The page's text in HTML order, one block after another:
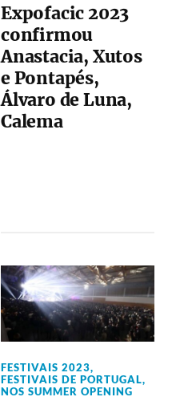
Expofacic 2023
confirmou
Anastacia, Xutos
e Pontapés,
Álvaro de Luna,
Calema
FESTIVAIS 2023,
FESTIVAIS DE PORTUGAL,
NOS SUMMER OPENING